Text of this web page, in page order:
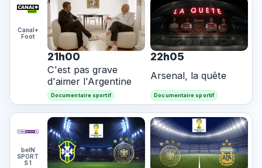
Canal+
Foot
21h00
C'est pas grave
d'aimer l'Argentine
Documentaire sportif
22h05
Arsenal, la quête
Documentaire sportif
beIN
SPORT
S 1